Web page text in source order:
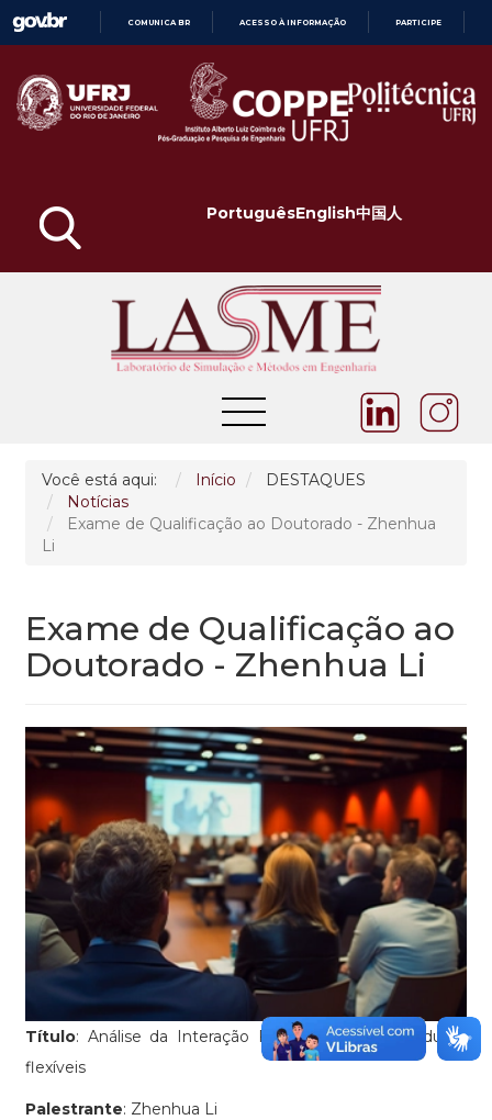
CONTEÚDO
COMUNICA BR ACESSO À INFORMAÇÃO PARTICIPE
PortuguêsEnglish中国人
Você está aqui: Início
DESTAQUES
Notícias
Exame de Qualificação ao Doutorado - Zhenhua
Li
Exame de Qualificação ao
Doutorado - Zhenhua Li
Título: Análise da Interação Fluido-Estrutura em dutos
flexíveis
Palestrante: Zhenhua Li